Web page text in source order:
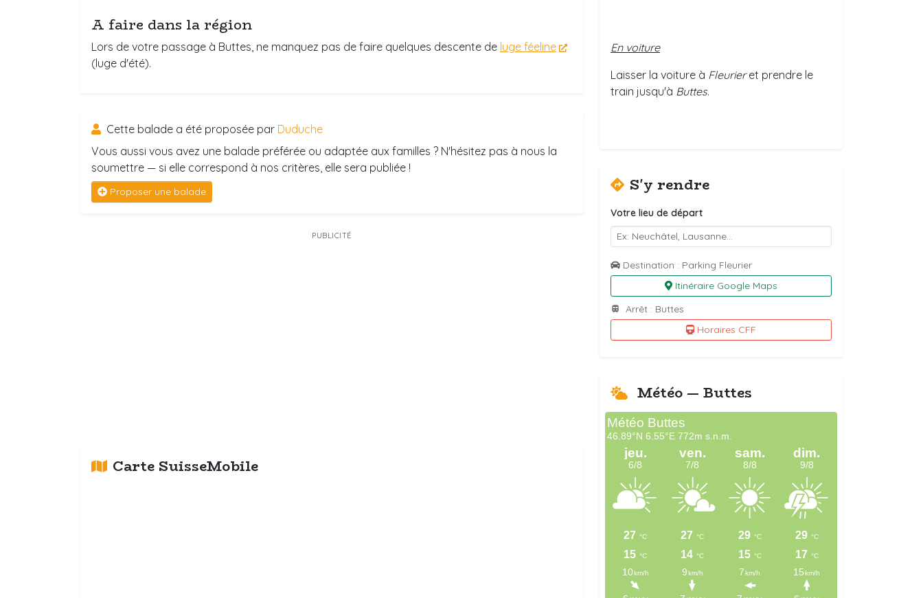
A faire dans la région
Lors de votre passage à Buttes, ne manquez pas de faire quelques descente de luge féeline
(luge d'été).
Cette balade a été proposée par Duduche
Vous aussi vous avez une balade préférée ou adaptée aux familles ? N'hésitez pas à nous la
soumettre — si elle correspond à nos critères, elle sera publiée !
Proposer une balade
PUBLICITÉ
Carte SuisseMobile
En voiture
Laisser la voiture à Fleurieret prendre le
train jusqu'à Buttes.
S'y rendre
Votre lieu de départ
Destination : Parking Fleurier
Itinéraire Google Maps
Arrêt : Buttes
Horaires CFF
Météo — Buttes